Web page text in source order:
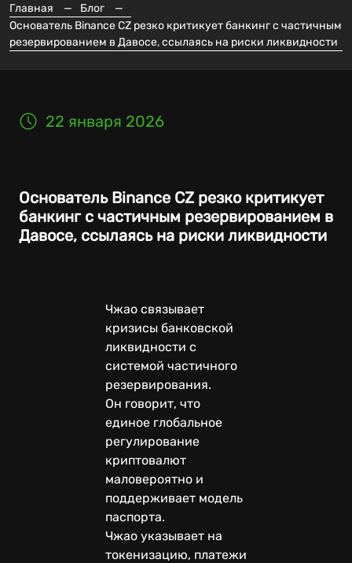
Главная — Блог
—
Основатель Binance CZ резко критикует банкинг с частичным
резервированием в Давосе, ссылаясь на риски ликвидности
22 января 2026
Основатель Binance CZ резко критикует
банкинг с частичным резервированием в
Давосе, ссылаясь на риски ликвидности
Чжао связывает
кризисы банковской
ликвидности с
системой частичного
резервирования.
Он говорит, что
единое глобальное
регулирование
криптовалют
маловероятно и
поддерживает модель
паспорта.
Чжао указывает на
токенизацию, платежи